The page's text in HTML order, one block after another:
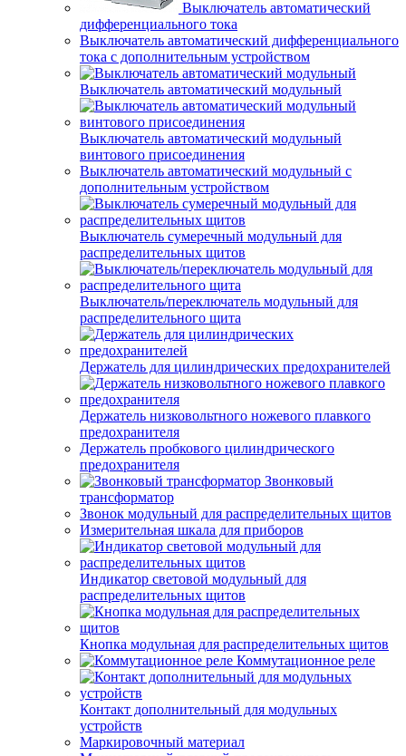
Выключатель автоматический
дифференциального тока
Выключатель автоматический дифференциального
тока с дополнительным устройством
Выключатель автоматический модульный
Выключатель автоматический модульный
винтового присоединения
Выключатель автоматический модульный с
дополнительным устройством
Выключатель сумеречный модульный для
распределительных щитов
Выключатель/переключатель модульный для
распределительного щита
Держатель для цилиндрических предохранителей
Держатель низковольтного ножевого плавкого
предохранителя
Держатель пробкового цилиндрического
предохранителя
Звонковый
трансформатор
Звонок модульный для распределительных щитов
Измерительная шкала для приборов
Индикатор световой модульный для
распределительных щитов
Кнопка модульная для распределительных щитов
Коммутационное реле
Контакт дополнительный для модульных
устройств
Маркировочный материал